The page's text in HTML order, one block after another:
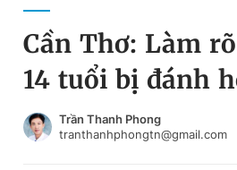
Chuyên mục
Chuyên mục khác
Đổi mật khẩu
Tin đã lưu
Tin đã xem
Cần Thơ: Làm
14 tuổi bị đánh
Trần Thanh Phong
tranthanhphongtn@gmail.com